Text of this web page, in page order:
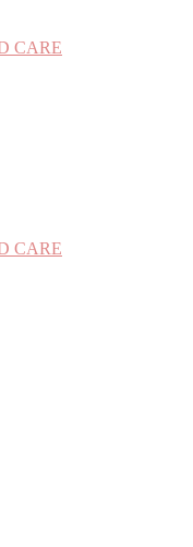
CARE
CARE